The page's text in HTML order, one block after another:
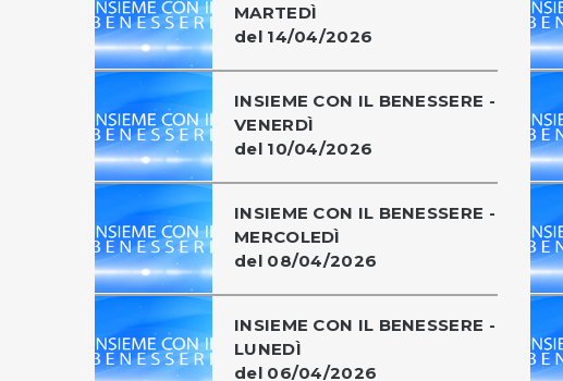
MARTEDÌ
del 14/04/2026
INSIEME CON IL BENESSERE -
VENERDÌ
del 10/04/2026
INSIEME CON IL BENESSERE -
MERCOLEDÌ
del 08/04/2026
INSIEME CON IL BENESSERE -
LUNEDÌ
del 06/04/2026